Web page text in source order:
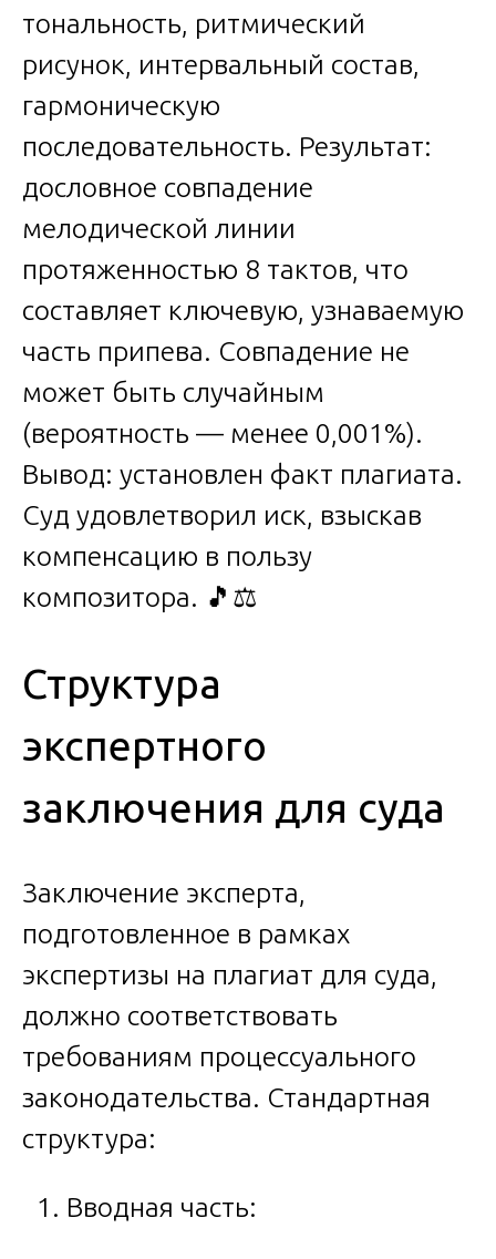
тональность, ритмический
рисунок, интервальный состав,
гармоническую
последовательность. Результат:
дословное совпадение
мелодической линии
протяженностью 8 тактов, что
составляет ключевую, узнаваемую
часть припева. Совпадение не
может быть случайным
(вероятность — менее 0,001%).
Вывод: установлен факт плагиата.
Суд удовлетворил иск, взыскав
компенсацию в пользу
композитора. 🎵⚖️
Структура
экспертного
заключения для суда
Заключение эксперта,
подготовленное в рамках
экспертизы на плагиат для суда,
должно соответствовать
требованиям процессуального
законодательства. Стандартная
структура:
Вводная часть: